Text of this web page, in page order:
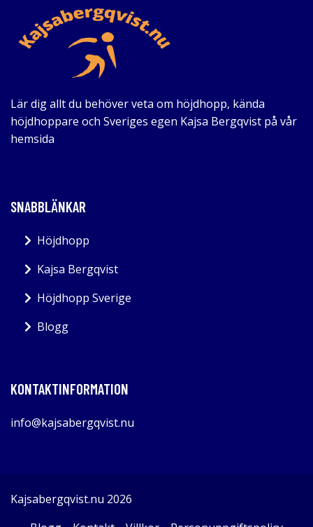
Lär dig allt du behöver veta om höjdhopp, kända
höjdhoppare och Sveriges egen Kajsa Bergqvist på vår
hemsida
SNABBLÄNKAR
Höjdhopp
Kajsa Bergqvist
Höjdhopp Sverige
Blogg
KONTAKTINFORMATION
info@kajsabergqvist.nu
Kajsabergqvist.nu 2026